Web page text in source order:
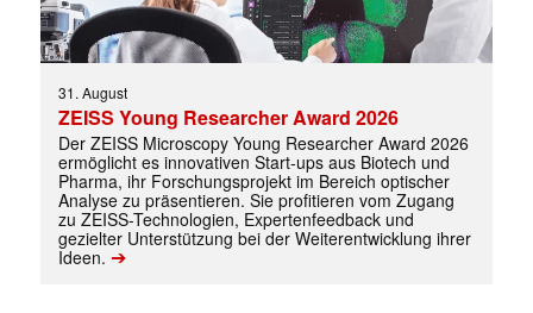
31. August
ZEISS Young Researcher Award 2026
Der ZEISS Microscopy Young Researcher Award 2026
ermöglicht es innovativen Start-ups aus Biotech und
Pharma, ihr Forschungsprojekt im Bereich optischer
Analyse zu präsentieren. Sie profitieren vom Zugang
zu ZEISS-Technologien, Expertenfeedback und
gezielter Unterstützung bei der Weiterentwicklung ihrer
Ideen. ➔